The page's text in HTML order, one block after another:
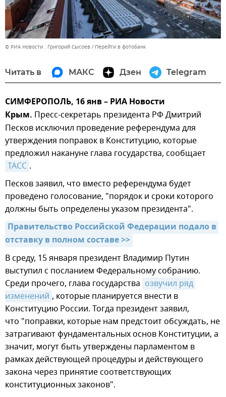
© РИА Новости . Григорий Сысоев Перейти в фотобанк
Читать в МАКС Дзен Telegram
СИМФЕРОПОЛЬ, 16 янв – РИА Новости
Крым. Пресс-секретарь президента РФ Дмитрий
Песков исключил проведение референдума для
утверждения поправок в Конституцию, которые
предложил накануне глава государства, сообщает
ТАСС .
Песков заявил, что вместо референдума будет
проведено голосование, "порядок и сроки которого
должны быть определены указом президента".
Правительство Российской Федерации подало в
отставку в полном составе >>
В среду, 15 января президент Владимир Путин
выступил с посланием Федеральному собранию.
Среди прочего, глава государства озвучил ряд
изменений , которые планируется внести в
Конституцию России. Тогда президент заявил,
что "поправки, которые нам предстоит обсуждать, не
затрагивают фундаментальных основ Конституции, а
значит, могут быть утверждены парламентом в
рамках действующей процедуры и действующего
закона через принятие соответствующих
конституционных законов".